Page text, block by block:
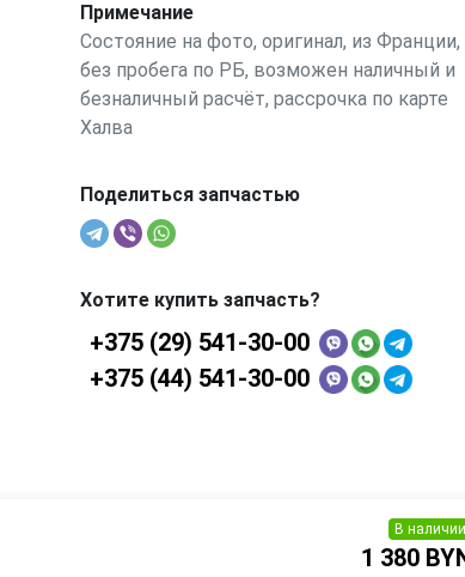
Примечание
Состояние на фото, оригинал, из Франции,
без пробега по РБ, возможен наличный и
безналичный расчёт, рассрочка по карте
Халва
Поделиться запчастью
Хотите купить запчасть?
+375 (29) 541-30-00
+375 (44) 541-30-00
В наличии
1 380